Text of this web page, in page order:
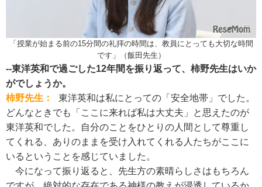
「授業が始まる前の15分間の礼拝の時間は、教員にとっても大切な時間
です」（飯田先生）
--東洋英和で過ごした12年間を振り返って、柿野先生はいか
がでしょうか。
柿野先生：
東洋英和は私にとっての「安全地帯」でした。
どんなときでも「ここに来れば私は大丈夫」と思えたのが
東洋英和でした。自分のことをひとりの人間として尊重し
てくれる、ありのままを受け入れてくれる人たちがここに
いるということを感じていました。
今になって振り返ると、先生方の素晴らしさはもちろん